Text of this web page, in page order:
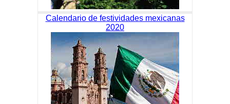
Calendario de festividades mexicanas
2020